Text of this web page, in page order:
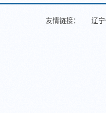
友情链接： 辽